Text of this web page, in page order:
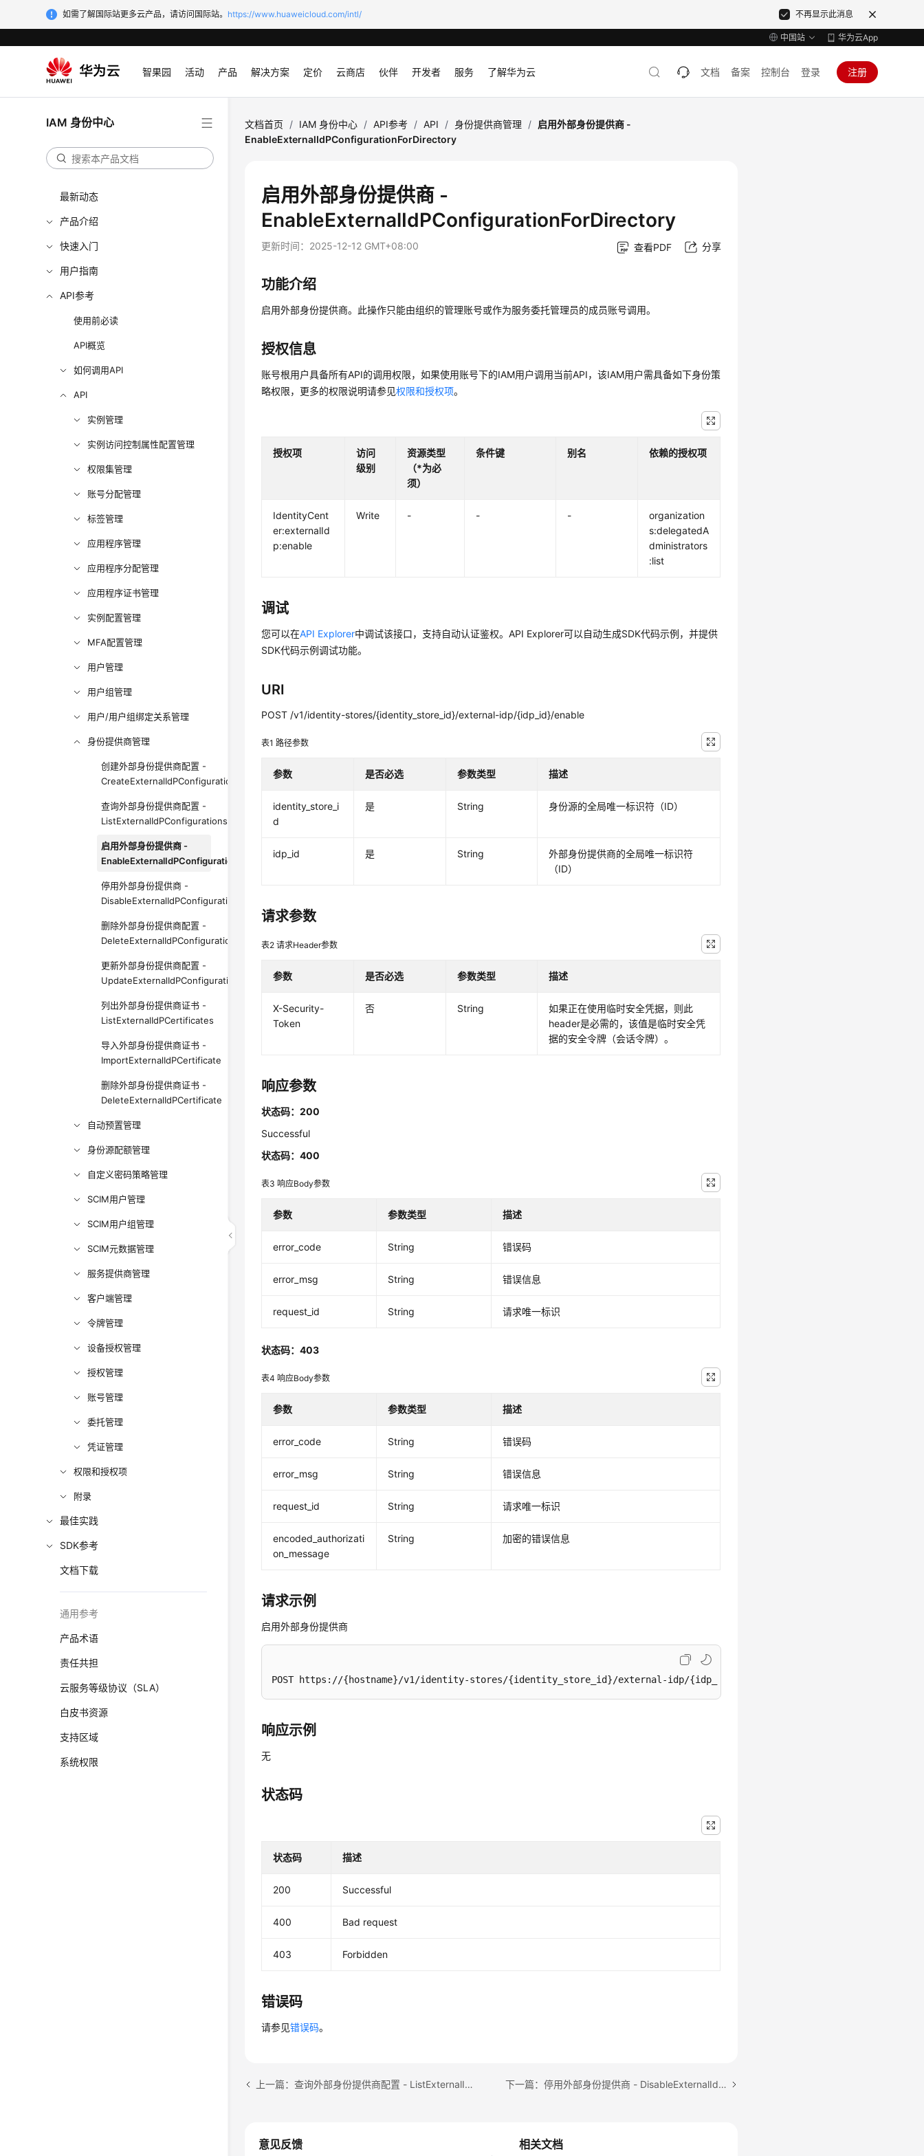
如需了解国际站更多云产品，请访问国际站。 https://www.huaweicloud.com/intl/ 不再显示此消息
中国站 华为云App
智果园 活动 产品 解决方案 定价 云商店 伙伴 开发者 服务 了解华为云 文档 备案 控制台 登录 注册
IAM 身份中心
最新动态
产品介绍
快速入门
用户指南
API参考
使用前必读
API概览
如何调用API
API
实例管理
实例访问控制属性配置管理
权限集管理
账号分配管理
标签管理
应用程序管理
应用程序分配管理
应用程序证书管理
实例配置管理
MFA配置管理
用户管理
用户组管理
用户/用户组绑定关系管理
身份提供商管理
创建外部身份提供商配置 -
CreateExternalIdPConfigurationForDirectory
查询外部身份提供商配置 -
ListExternalIdPConfigurationsForDirectory
启用外部身份提供商 -
EnableExternalIdPConfigurationForDirectory
停用外部身份提供商 -
DisableExternalIdPConfigurationForDirectory
删除外部身份提供商配置 -
DeleteExternalIdPConfigurationForDirectory
更新外部身份提供商配置 -
UpdateExternalIdPConfigurationForDirectory
列出外部身份提供商证书 -
ListExternalIdPCertificates
导入外部身份提供商证书 -
ImportExternalIdPCertificate
删除外部身份提供商证书 -
DeleteExternalIdPCertificate
自动预置管理
身份源配额管理
自定义密码策略管理
SCIM用户管理
SCIM用户组管理
SCIM元数据管理
服务提供商管理
客户端管理
令牌管理
设备授权管理
授权管理
账号管理
委托管理
凭证管理
权限和授权项
附录
最佳实践
SDK参考
文档下载
通用参考
产品术语
责任共担
云服务等级协议（SLA）
白皮书资源
支持区域
系统权限
文档首页 / IAM 身份中心 / API参考 / API / 身份提供商管理 / 启用外部身份提供商 -
EnableExternalIdPConfigurationForDirectory
启用外部身份提供商 -
EnableExternalIdPConfigurationForDirectory
更新时间： 2025-12-12 GMT+08:00 查看PDF 分享
功能介绍
启用外部身份提供商。此操作只能由组织的管理账号或作为服务委托管理员的成员账号调用。
授权信息
账号根用户具备所有API的调用权限，如果使用账号下的IAM用户调用当前API，该IAM用户需具备如下身份策
略权限，更多的权限说明请参见权限和授权项。
授权项
访问
级别
资源类型
（*为必
须）
条件键 别名 依赖的授权项
IdentityCent
er:externalId
p:enable
Write - - -
organization
s:delegatedA
dministrators
:list
调试
您可以在API Explorer中调试该接口，支持自动认证鉴权。API Explorer可以自动生成SDK代码示例，并提供
SDK代码示例调试功能。
URI
POST /v1/identity-stores/{identity_store_id}/external-idp/{idp_id}/enable
表1路径参数
参数 是否必选 参数类型 描述
identity_store_i
d
是 String 身份源的全局唯一标识符（ID）
idp_id 是 String
外部身份提供商的全局唯一标识符
（ID）
请求参数
表2请求Header参数
参数 是否必选 参数类型 描述
X-Security-
Token
否 String
如果正在使用临时安全凭据，则此
header是必需的，该值是临时安全凭
据的安全令牌（会话令牌）。
响应参数
状态码：200
Successful
状态码：400
表3响应Body参数
参数 参数类型 描述
error_code String 错误码
error_msg String 错误信息
request_id String 请求唯一标识
状态码：403
表4响应Body参数
参数 参数类型 描述
error_code String 错误码
error_msg String 错误信息
request_id String 请求唯一标识
encoded_authorizati
on_message
String 加密的错误信息
请求示例
启用外部身份提供商
POST https://{hostname}/v1/identity-stores/{identity_store_id}/external-idp/{idp_id}/enable
响应示例
无
状态码
状态码 描述
200 Successful
400 Bad request
403 Forbidden
错误码
请参见错误码。
上一篇：查询外部身份提供商配置 - ListExternalIdPConfigurationsForDirectory 下一篇：停用外部身份提供商 - DisableExternalIdPConfigurationForDirectory
相关文档
意见反馈